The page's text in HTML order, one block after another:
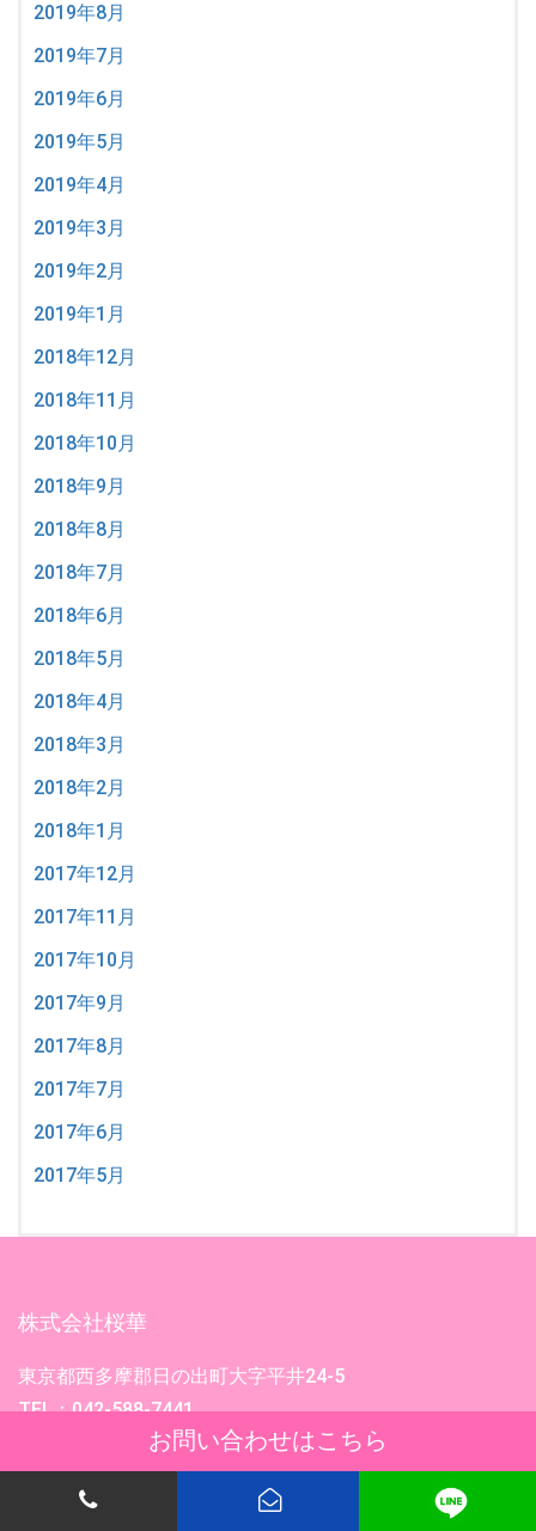
2019年8月
2019年7月
2019年6月
2019年5月
2019年4月
2019年3月
2019年2月
2019年1月
2018年12月
2018年11月
2018年10月
2018年9月
2018年8月
2018年7月
2018年6月
2018年5月
2018年4月
2018年3月
2018年2月
2018年1月
2017年12月
2017年11月
2017年10月
2017年9月
2017年8月
2017年7月
2017年6月
2017年5月
株式会社桜華
東京都西多摩郡日の出町大字平井24-5
TEL：042-588-7441
(受付時間 平日9:00-17:00)お問い合わせはこちら